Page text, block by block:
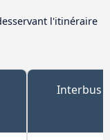
l'itinéraire
Interbus